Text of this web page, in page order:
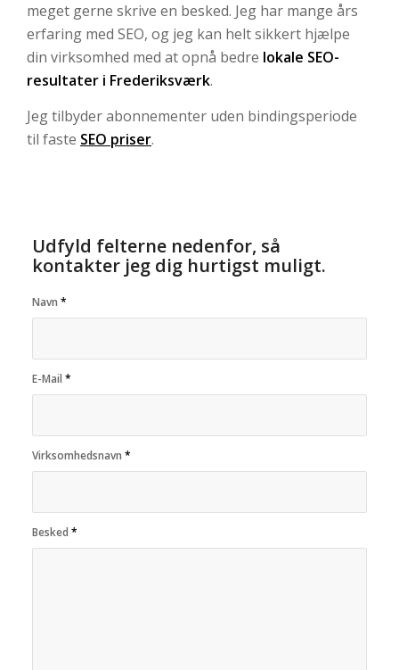
meget gerne skrive en besked. Jeg har mange års
erfaring med SEO, og jeg kan helt sikkert hjælpe
din virksomhed med at opnå bedre lokale SEO-
resultater i Frederiksværk.
Jeg tilbyder abonnementer uden bindingsperiode
til faste SEO priser.
Udfyld felterne nedenfor, så
kontakter jeg dig hurtigst muligt.
Navn *
E-Mail *
Virksomhedsnavn *
Besked *